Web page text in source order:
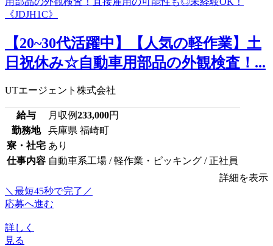
【20~30代活躍中】【人気の軽作業】土
日祝休み☆自動車用部品の外観検査！...
UTエージェント株式会社
給与 月収例233,000円
勤務地
兵庫県 福崎町
寮・社宅 あり
仕事内容 自動車系工場 / 軽作業・ピッキング / 正社員
詳細を表示
＼最短45秒で完了／
応募へ進む
詳しく
見る